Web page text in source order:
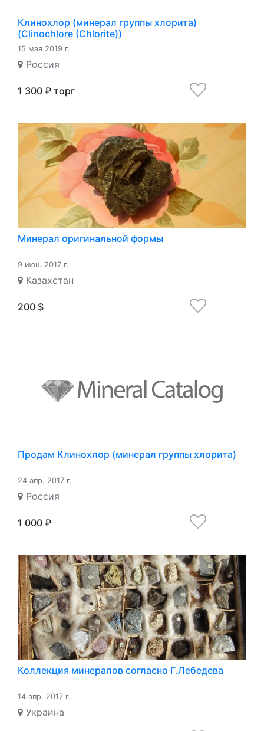
Клинохлор (минерал группы хлорита)
(Clinochlore (Chlorite))
15 мая 2019 г.
Россия
1 300 ₽ торг
Минерал оригинальной формы
9 июн. 2017 г.
Казахстан
200 $
Продам Клинохлор (минерал группы хлорита)
24 апр. 2017 г.
Россия
1 000 ₽
Коллекция минералов согласно Г.Лебедева
14 апр. 2017 г.
Украина